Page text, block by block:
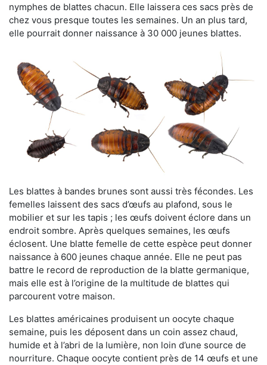
nymphes de blattes chacun. Elle laissera ces sacs près de
chez vous presque toutes les semaines. Un an plus tard,
elle pourrait donner naissance à 30 000 jeunes blattes.
Les blattes à bandes brunes sont aussi très fécondes. Les
femelles laissent des sacs d’œufs au plafond, sous le
mobilier et sur les tapis ; les œufs doivent éclore dans un
endroit sombre. Après quelques semaines, les œufs
éclosent. Une blatte femelle de cette espèce peut donner
naissance à 600 jeunes chaque année. Elle ne peut pas
battre le record de reproduction de la blatte germanique,
mais elle est à l’origine de la multitude de blattes qui
parcourent votre maison.
Les blattes américaines produisent un oocyte chaque
semaine, puis les déposent dans un coin assez chaud,
humide et à l’abri de la lumière, non loin d’une source de
nourriture. Chaque oocyte contient près de 14 œufs et une